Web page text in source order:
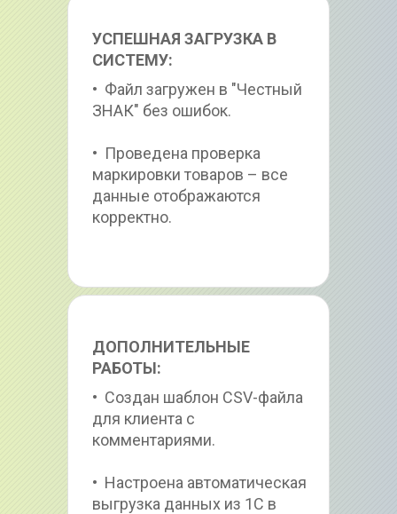
•  Файл загружен в "Честный
ЗНАК" без ошибок.
•  Проведена проверка
маркировки товаров – все
данные отображаются
корректно.
УСПЕШНАЯ ЗАГРУЗКА В
СИСТЕМУ:
ДОПОЛНИТЕЛЬНЫЕ
РАБОТЫ:
•  Создан шаблон CSV-файла
для клиента с
комментариями.
•  Настроена автоматическая
выгрузка данных из 1С в